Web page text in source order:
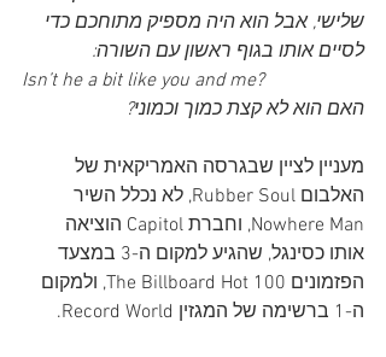
שלישי, אבל הוא היה מספיק מתוחכם כדי
לסיים אותו בגוף ראשון עם השורה:
Isn’t he a bit like you and me?
האם הוא לא קצת כמוך וכמוני?
מעניין לציין שבגרסה האמריקאית של
האלבום Rubber Soul, לא נכלל השיר
Nowhere Man, וחברת Capitol הוציאה
אותו כסינגל, שהגיע למקום ה-3 במצעד
הפזמונים The Billboard Hot 100, ולמקום
ה-1 ברשימה של המגזין Record World.